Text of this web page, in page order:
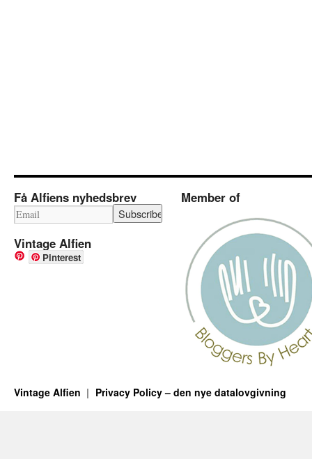
Få Alfiens nyhedsbrev
Vintage Alfien
Pinterest
Member of
Vintage Alfien Privacy Policy – den nye datalovgivning